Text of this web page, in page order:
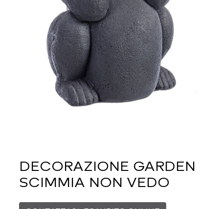
DECORAZIONE GARDEN
SCIMMIA NON VEDO